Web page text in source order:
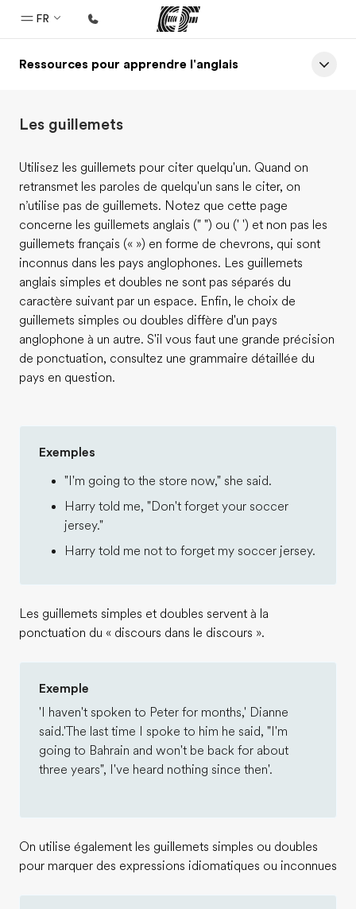
FR
Accueil
Programmes
Bureaux
Trouver un bureau
A propos de nous
Qui sommes-nous ?
EF recrute
Rejoignez nos équipes
Ressources pour apprendre l'anglais
Les guillemets
Utilisez les guillemets pour citer quelqu'un. Quand on
retransmet les paroles de quelqu'un sans le citer, on
n’utilise pas de guillemets. Notez que cette page
concerne les guillemets anglais (" ") ou (' ') et non pas les
guillemets français (« ») en forme de chevrons, qui sont
inconnus dans les pays anglophones. Les guillemets
anglais simples et doubles ne sont pas séparés du
caractère suivant par un espace. Enfin, le choix de
guillemets simples ou doubles diffère d'un pays
anglophone à un autre. S'il vous faut une grande précision
de ponctuation, consultez une grammaire détaillée du
pays en question.
Exemples
"I'm going to the store now," she said.
Harry told me, "Don't forget your soccer
jersey."
Harry told me not to forget my soccer jersey.
Les guillemets simples et doubles servent à la
ponctuation du « discours dans le discours ».
Exemple
'I haven't spoken to Peter for months,' Dianne
said.'The last time I spoke to him he said, "I'm
going to Bahrain and won't be back for about
three years", I've heard nothing since then'.
On utilise également les guillemets simples ou doubles
pour marquer des expressions idiomatiques ou inconnues